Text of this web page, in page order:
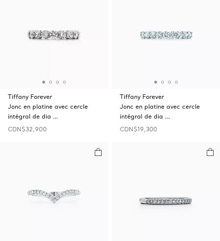
Tiffany Forever
Jonc en platine avec cercle
intégral de dia …
CDN$32,900
Tiffany Forever
Jonc en platine avec cercle
intégral de dia …
CDN$19,300